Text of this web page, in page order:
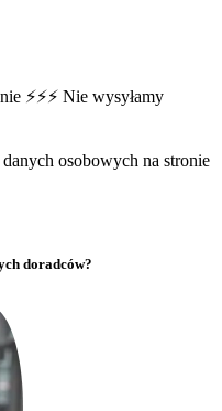
⚡⚡⚡ Nie wysyłamy
osobowych na stronie
doradców?